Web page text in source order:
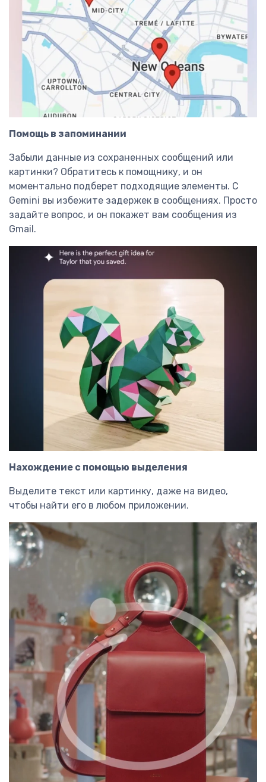
Помощь в запоминании
Забыли данные из сохраненных сообщений или
картинки? Обратитесь к помощнику, и он
моментально подберет подходящие элементы. С
Gemini вы избежите задержек в сообщениях. Просто
задайте вопрос, и он покажет вам сообщения из
Gmail.
Нахождение с помощью выделения
Выделите текст или картинку, даже на видео,
чтобы найти его в любом приложении.